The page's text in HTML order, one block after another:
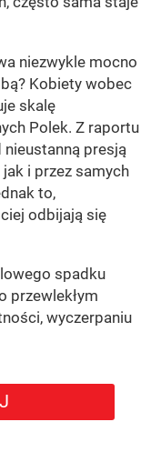
niezwykle mocno
Kobiety wobec
skalę
Polek. Z raportu
nieustanną presją
i przez samych
to,
odbijają się
spadku
przewlekłym
wyczerpaniu